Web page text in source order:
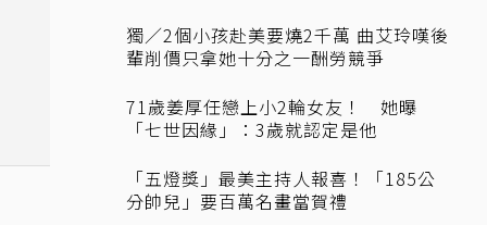
獨／2個小孩赴美要燒2千萬 曲艾玲嘆後
輩削價只拿她十分之一酬勞競爭
71歲姜厚任戀上小2輪女友！ 她曝
「七世因緣」：3歲就認定是他
「五燈獎」最美主持人報喜！「185公
分帥兒」要百萬名畫當賀禮